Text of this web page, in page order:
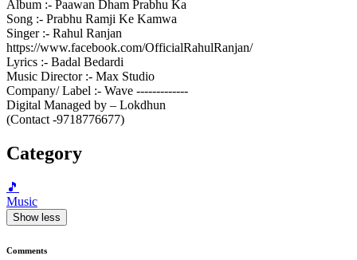
Album :- Paawan Dham Prabhu Ka
Song :- Prabhu Ramji Ke Kamwa
Singer :- Rahul Ranjan
https://www.facebook.com/OfficialRahulRanjan/
Lyrics :- Badal Bedardi
Music Director :- Max Studio
Company/ Label :- Wave -------------
Digital Managed by – Lokdhun
(Contact -9718776677)
Category
🎵
Music
Show less
Comments